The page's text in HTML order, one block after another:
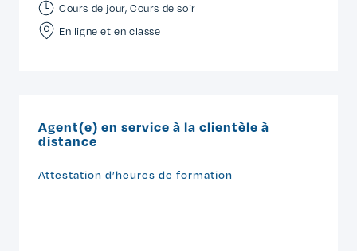
Cours de jour,Cours de soir
En ligne et en classe
Agent(e) en service à la clientèle à
distance
Attestation d’heures de formation